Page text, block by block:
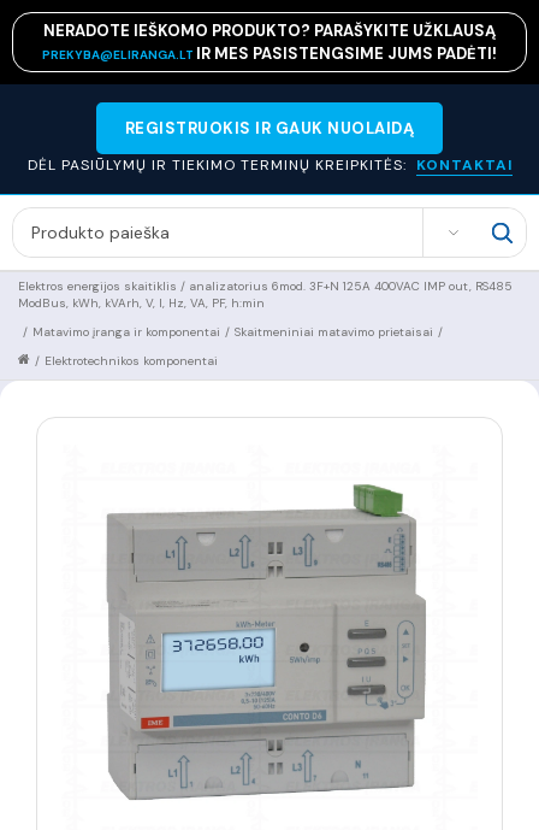
NERADOTE IEŠKOMO PRODUKTO? PARAŠYKITE UŽKLAUSĄ
PREKYBA@ELIRANGA.LT IR MES PASISTENGSIME JUMS PADĖTI!
REGISTRUOKIS IR GAUK NUOLAIDĄ
DĖL PASIŪLYMŲ IR TIEKIMO TERMINŲ KREIPKITĖS: KONTAKTAI
SEARCH
Elektros energijos skaitiklis / analizatorius 6mod. 3F+N 125A 400VAC IMP out, RS485
ModBus, kWh, kVArh, V, I, Hz, VA, PF, h:min
/
Skaitmeniniai matavimo prietaisai
/
Matavimo įranga ir komponentai
/
Elektrotechnikos komponentai
/